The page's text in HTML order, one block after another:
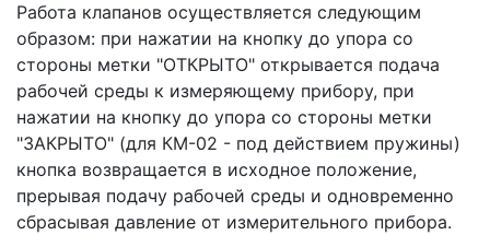
Работа клапанов осуществляется следующим
образом: при нажатии на кнопку до упора со
стороны метки "ОТКРЫТО" открывается подача
рабочей среды к измеряющему прибору, при
нажатии на кнопку до упора со стороны метки
"ЗАКРЫТО" (для КМ-02 - под действием пружины)
кнопка возвращается в исходное положение,
прерывая подачу рабочей среды и одновременно
сбрасывая давление от измерительного прибора.